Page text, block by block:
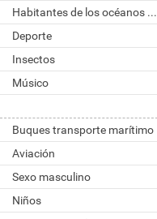
Habitantes de los océanos y ríos
Deporte
Insectos
Músico
Buques transporte marítimo
Aviación
Sexo masculino
Niños